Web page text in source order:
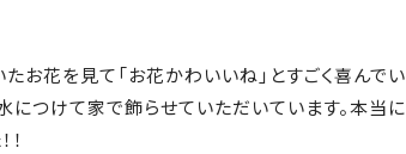
お花を見て「お花かわいいね」とすごく喜んでい
につけて家で飾らせていただいています。本当に